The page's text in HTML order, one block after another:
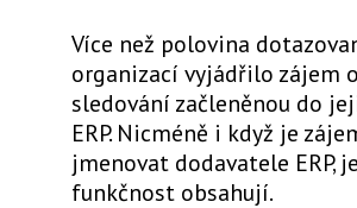
Více než polovina
organizací vyjádřilo zájem
sledování začleněnou do
ERP. Nicméně i když je
jmenovat dodavatele
funkčnost obsahují.